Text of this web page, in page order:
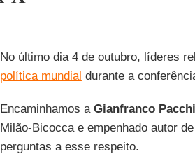
No último dia 4 de outubro, líderes
política mundial durante a
Encaminhamos a Gianfranco
Milão-Bicocca e empenhado autor
perguntas a esse respeito.